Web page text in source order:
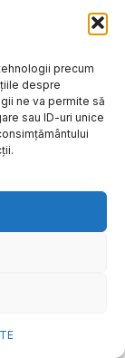
precum
despre
ne va permite să
sau ID-uri unice
într-
o